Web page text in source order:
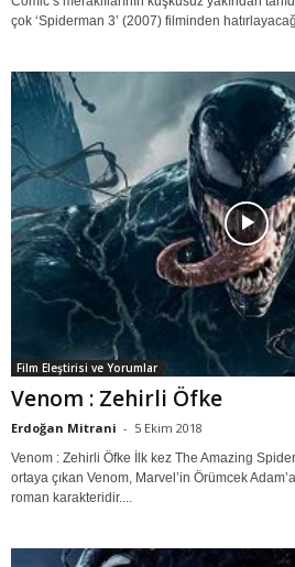
çok ‘Spiderman 3’ (2007) filminden
Film Eleştirisi ve Yorumlar
Venom : Zehirli Öfke
Erdoğan Mitrani - 5 Ekim 2018
Venom : Zehirli Öfke İlk kez The Amazing
ortaya çıkan Venom, Marvel’in Örümcek
roman karakteridir....